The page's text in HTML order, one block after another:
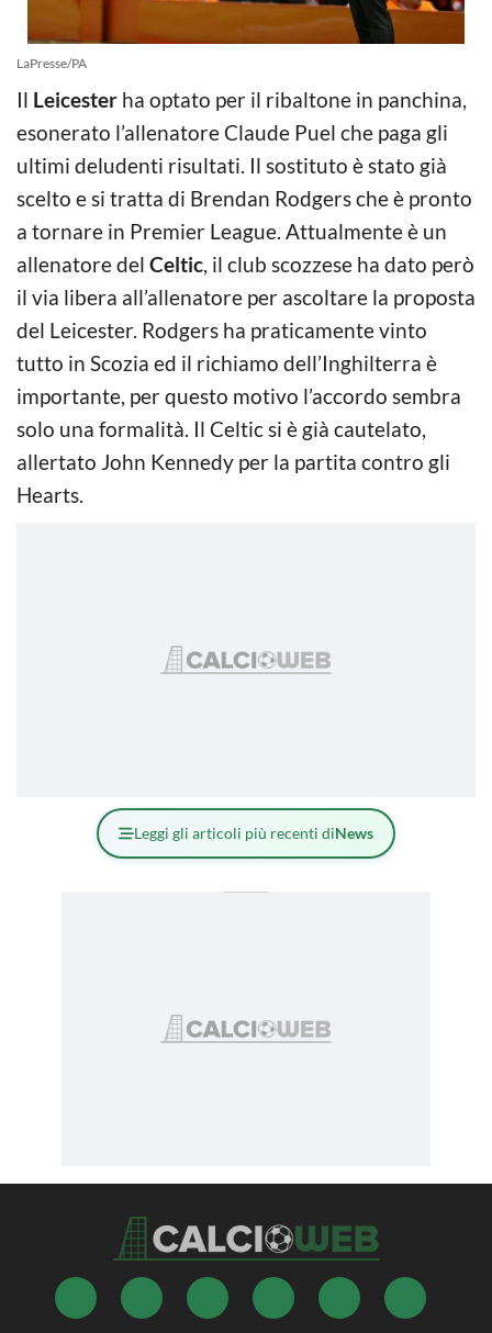
LaPresse/PA
Il Leicester ha optato per il ribaltone in panchina,
esonerato l’allenatore Claude Puel che paga gli
ultimi deludenti risultati. Il sostituto è stato già
scelto e si tratta di Brendan Rodgers che è pronto
a tornare in Premier League. Attualmente è un
allenatore del Celtic, il club scozzese ha dato però
il via libera all’allenatore per ascoltare la proposta
del Leicester. Rodgers ha praticamente vinto
tutto in Scozia ed il richiamo dell’Inghilterra è
importante, per questo motivo l’accordo sembra
solo una formalità. Il Celtic si è già cautelato,
allertato John Kennedy per la partita contro gli
Hearts.
Leggi gli articoli più recenti diNews